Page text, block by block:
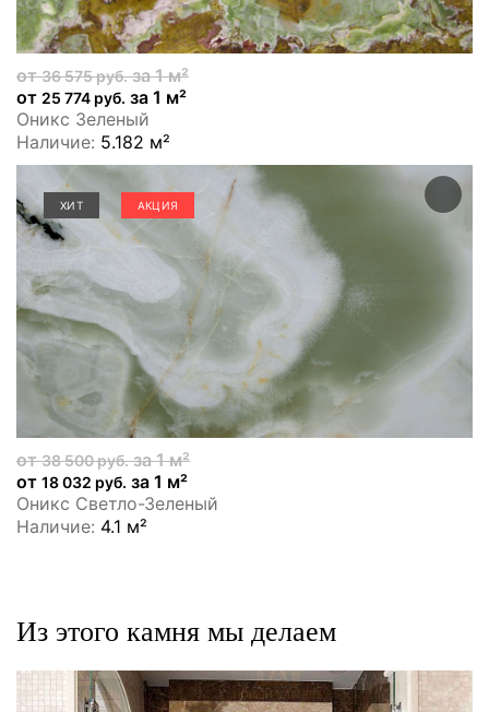
от36 575 руб.за 1 м²
от 25 774 руб. за 1 м²
Оникс Зеленый
Наличие: 5.182 м²
ХИТ АКЦИЯ
от38 500 руб.за 1 м²
от 18 032 руб. за 1 м²
Оникс Светло-Зеленый
Наличие: 4.1 м²
Из этого камня мы делаем